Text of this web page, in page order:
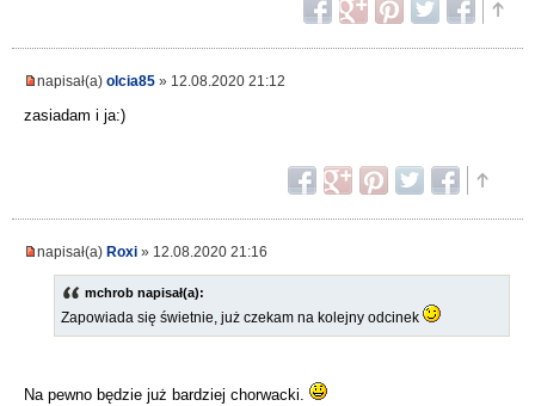
napisał(a) olcia85 » 12.08.2020 21:12
zasiadam i ja:)
napisał(a) Roxi » 12.08.2020 21:16
mchrob napisał(a):
Zapowiada się świetnie, już czekam na kolejny odcinek
Na pewno będzie już bardziej chorwacki.